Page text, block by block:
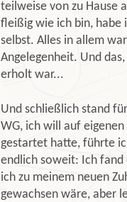
teilweise von zu Hause
fleißig wie ich bin, habe
selbst. Alles in allem
Angelegenheit. Und
erholt war...
Und schließlich stand
WG, ich will auf eigenen
gestartet hatte, führte
endlich soweit: Ich fand
ich zu meinem neuen
gewachsen wäre, aber